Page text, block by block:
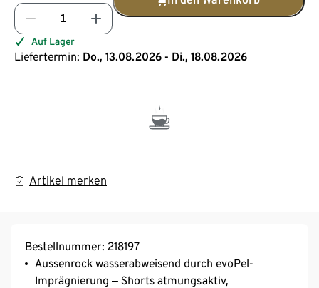
Auf Lager
Liefertermin: Do., 13.08.2026 - Di., 18.08.2026
Artikel merken
Bestellnummer: 218197
Aussenrock wasserabweisend durch evoPel-
Imprägnierung ‒ Shorts atmungsaktiv,